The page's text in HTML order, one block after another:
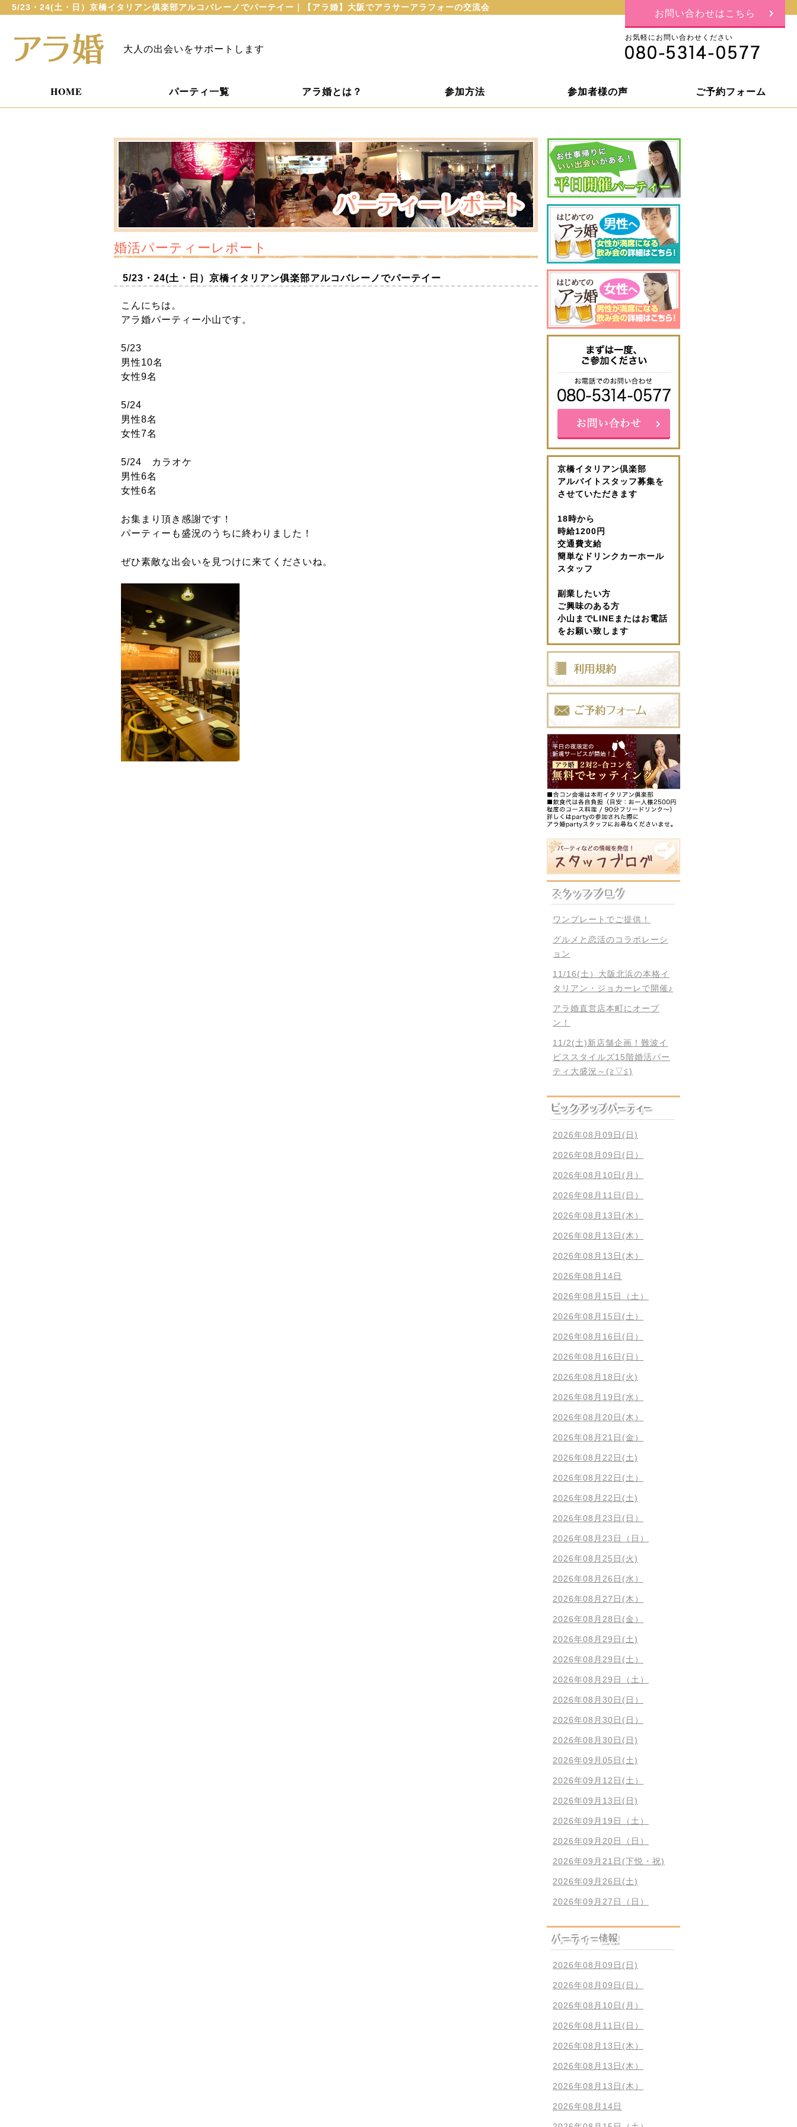
5/23・24(土・日）京橋イタリアン俱楽部アルコバレーノでパーテイー｜【アラ婚】大阪でアラサーアラフォーの交流会
大人の出会いをサポートします
お問い合わせはこちら
お気軽にお問い合わせください
HOME パーティ一覧 アラ婚とは？ 参加方法 参加者様の声 ご予約フォーム
婚活パーティーレポート
5/23・24(土・日）京橋イタリアン俱楽部アルコバレーノでパーテイー
こんにちは。
アラ婚パーティー小山です。
5/23
男性10名
女性9名
5/24
男性8名
女性7名
5/24 カラオケ
男性6名
女性6名
お集まり頂き感謝です！
パーティーも盛況のうちに終わりました！
ぜひ素敵な出会いを見つけに来てくださいね。
京橋イタリアン倶楽部
アルバイトスタッフ募集を
させていただきます
18時から
時給1200円
交通費支給
簡単なドリンクカーホール
スタッフ
副業したい方
ご興味のある方
小山までLINEまたはお電話
をお願い致します
ワンプレートでご提供！
グルメと恋活のコラボレーシ
ョン
11/16(土）大阪北浜の本格イ
タリアン・ジョカーレで開催♪
アラ婚直営店本町にオープ
ン！
11/2(土)新店舗企画！難波イ
ビススタイルズ15階婚活パー
ティ大盛況～(≧▽≦)
2026年08月09日(日)
2026年08月09日(日）
2026年08月10日(月）
2026年08月11日(日）
2026年08月13日(木）
2026年08月13日(木）
2026年08月13日(木）
2026年08月14日
2026年08月15日（土）
2026年08月15日(土）
2026年08月16日(日）
2026年08月16日(日）
2026年08月18日(火)
2026年08月19日(水）
2026年08月20日(木）
2026年08月21日(金）
2026年08月22日(土)
2026年08月22日(土）
2026年08月22日(土)
2026年08月23日(日）
2026年08月23日（日）
2026年08月25日(火)
2026年08月26日(水）
2026年08月27日(木）
2026年08月28日(金）
2026年08月29日(土)
2026年08月29日(土）
2026年08月29日（土）
2026年08月30日(日）
2026年08月30日(日）
2026年08月30日(日)
2026年09月05日(土)
2026年09月12日(土）
2026年09月13日(日)
2026年09月19日（土）
2026年09月20日（日）
2026年09月21日(下悦・祝)
2026年09月26日(土)
2026年09月27日（日）
2026年08月09日(日)
2026年08月09日(日）
2026年08月10日(月）
2026年08月11日(日）
2026年08月13日(木）
2026年08月13日(木）
2026年08月13日(木）
2026年08月14日